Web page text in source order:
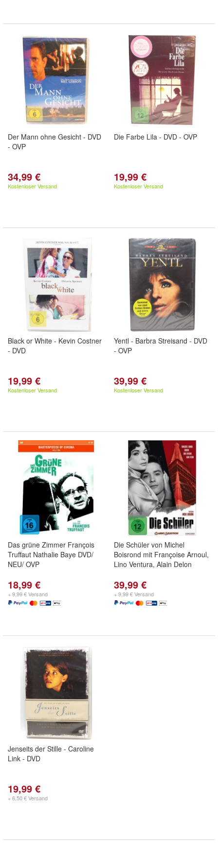
Der Mann ohne Gesicht - DVD
- OVP
34,99 €
Kostenloser Versand
Die Farbe Lila - DVD - OVP
19,99 €
Kostenloser Versand
Black or White - Kevin Costner
- DVD
19,99 €
Kostenloser Versand
Yentl - Barbra Streisand - DVD
- OVP
39,99 €
Kostenloser Versand
Das grüne Zimmer François
Truffaut Nathalie Baye DVD/
NEU/ OVP
18,99 €
+ 9,99 € Versand
Die Schüler von Michel
Boisrond mit Françoise Arnoul,
Lino Ventura, Alain Delon
39,99 €
+ 9,99 € Versand
Jenseits der Stille - Caroline
Link - DVD
19,99 €
+ 6,50 € Versand